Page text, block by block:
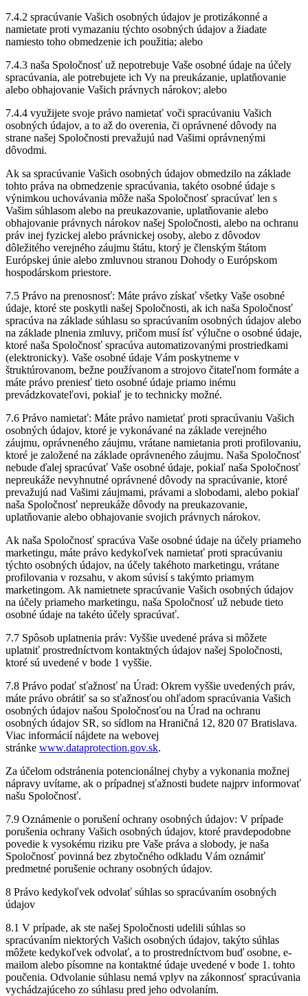
7.4.2 spracúvanie Vašich osobných údajov je protizákonné a
namietate proti vymazaniu týchto osobných údajov a žiadate
namiesto toho obmedzenie ich použitia; alebo
7.4.3 naša Spoločnosť už nepotrebuje Vaše osobné údaje na účely
spracúvania, ale potrebujete ich Vy na preukázanie, uplatňovanie
alebo obhajovanie Vašich právnych nárokov; alebo
7.4.4 využijete svoje právo namietať voči spracúvaniu Vašich
osobných údajov, a to až do overenia, či oprávnené dôvody na
strane našej Spoločnosti prevažujú nad Vašimi oprávnenými
dôvodmi.
Ak sa spracúvanie Vašich osobných údajov obmedzilo na základe
tohto práva na obmedzenie spracúvania, takéto osobné údaje s
výnimkou uchovávania môže naša Spoločnosť spracúvať len s
Vašim súhlasom alebo na preukazovanie, uplatňovanie alebo
obhajovanie právnych nárokov našej Spoločnosti, alebo na ochranu
práv inej fyzickej alebo právnickej osoby, alebo z dôvodov
dôležitého verejného záujmu štátu, ktorý je členským štátom
Európskej únie alebo zmluvnou stranou Dohody o Európskom
hospodárskom priestore.
7.5 Právo na prenosnosť: Máte právo získať všetky Vaše osobné
údaje, ktoré ste poskytli našej Spoločnosti, ak ich naša Spoločnosť
spracúva na základe súhlasu so spracúvaním osobných údajov alebo
na základe plnenia zmluvy, pričom musí ísť výlučne o osobné údaje,
ktoré naša Spoločnosť spracúva automatizovanými prostriedkami
(elektronicky). Vaše osobné údaje Vám poskytneme v
štruktúrovanom, bežne používanom a strojovo čitateľnom formáte a
máte právo preniesť tieto osobné údaje priamo inému
prevádzkovateľovi, pokiaľ je to technicky možné.
7.6 Právo namietať: Máte právo namietať proti spracúvaniu Vašich
osobných údajov, ktoré je vykonávané na základe verejného
záujmu, oprávneného záujmu, vrátane namietania proti profilovaniu,
ktoré je založené na základe oprávneného záujmu. Naša Spoločnosť
nebude ďalej spracúvať Vaše osobné údaje, pokiaľ naša Spoločnosť
nepreukáže nevyhnutné oprávnené dôvody na spracúvanie, ktoré
prevažujú nad Vašimi záujmami, právami a slobodami, alebo pokiaľ
naša Spoločnosť nepreukáže dôvody na preukazovanie,
uplatňovanie alebo obhajovanie svojich právnych nárokov.
Ak naša Spoločnosť spracúva Vaše osobné údaje na účely priameho
marketingu, máte právo kedykoľvek namietať proti spracúvaniu
týchto osobných údajov, na účely takéhoto marketingu, vrátane
profilovania v rozsahu, v akom súvisí s takýmto priamym
marketingom. Ak namietnete spracúvanie Vašich osobných údajov
na účely priameho marketingu, naša Spoločnosť už nebude tieto
osobné údaje na takéto účely spracúvať.
7.7 Spôsob uplatnenia práv: Vyššie uvedené práva si môžete
uplatniť prostredníctvom kontaktných údajov našej Spoločnosti,
ktoré sú uvedené v bode 1 vyššie.
7.8 Právo podať sťažnosť na Úrad: Okrem vyššie uvedených práv,
máte právo obrátiť sa so sťažnosťou ohľadom spracúvania Vašich
osobných údajov našou Spoločnosťou na Úrad na ochranu
osobných údajov SR, so sídlom na Hraničná 12, 820 07 Bratislava.
Viac informácií nájdete na webovej
stránke www.dataprotection.gov.sk.
Za účelom odstránenia potencionálnej chyby a vykonania možnej
nápravy uvítame, ak o prípadnej sťažnosti budete najprv informovať
našu Spoločnosť.
7.9 Oznámenie o porušení ochrany osobných údajov: V prípade
porušenia ochrany Vašich osobných údajov, ktoré pravdepodobne
povedie k vysokému riziku pre Vaše práva a slobody, je naša
Spoločnosť povinná bez zbytočného odkladu Vám oznámiť
predmetné porušenie ochrany osobných údajov.
8 Právo kedykoľvek odvolať súhlas so spracúvaním osobných
údajov
8.1 V prípade, ak ste našej Spoločnosti udelili súhlas so
spracúvaním niektorých Vašich osobných údajov, takýto súhlas
môžete kedykoľvek odvolať, a to prostredníctvom buď osobne, e-
mailom alebo písomne na kontaktné údaje uvedené v bode 1. tohto
poučenia. Odvolanie súhlasu nemá vplyv na zákonnosť spracúvania
vychádzajúceho zo súhlasu pred jeho odvolaním.